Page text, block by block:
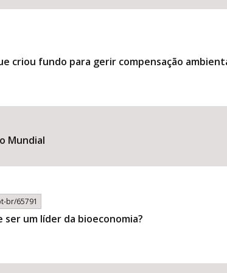
criou fundo para gerir compensação
Mundial
br/65791
ser um líder da bioeconomia?